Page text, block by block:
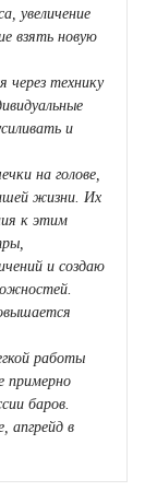
увеличение
взять новую
через технику
и
на голове,
жизни. Их
к этим
и создаю
работы
примерно
баров.
в